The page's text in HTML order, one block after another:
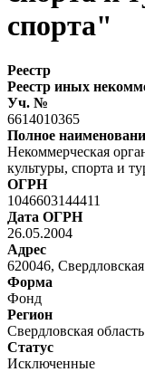
спорта"
Реестр
Реестр иных
Уч. №
6614010365
Полное
Некоммерческая
культуры, спорта и
ОГРН
1046603144411
Дата ОГРН
26.05.2004
Адрес
620046,
Форма
Фонд
Регион
Свердловская область
Статус
Исключенные